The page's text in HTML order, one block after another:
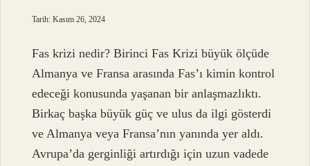
Tarih: Kasım 26, 2024
Fas krizi nedir? Birinci Fas Krizi büyük ölçüde
Almanya ve Fransa arasında Fas’ı kimin kontrol
edeceği konusunda yaşanan bir anlaşmazlıktı.
Birkaç başka büyük güç ve ulus da ilgi gösterdi
ve Almanya veya Fransa’nın yanında yer aldı.
Avrupa’da gerginliği artırdığı için uzun vadede